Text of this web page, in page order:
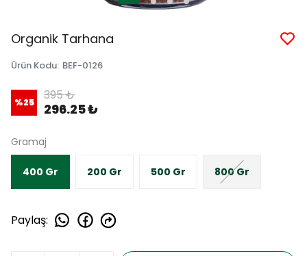
Organik Tarhana
Ürün Kodu: BEF-0126
%25 395 ₺
296.25 ₺
Gramaj
400 Gr 200 Gr 500 Gr 800 Gr
Paylaş: